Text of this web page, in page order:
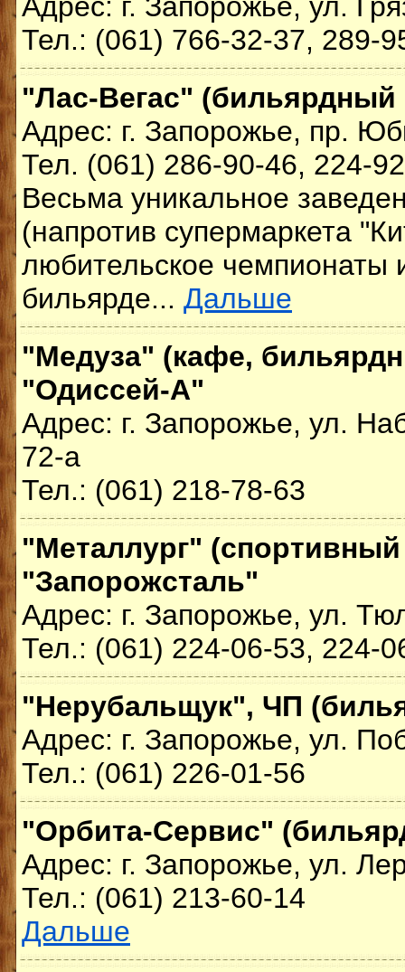
Тел.: (061) 766-32-37, 289-
"Лас-Вегас" (бильярдный
Адрес: г. Запорожье, пр.
Тел. (061) 286-90-46, 224-
Весьма уникальное
(напротив супермаркета
любительское чемпионаты
бильярде... Дальше
"Медуза" (кафе,
"Одиссей-А"
Адрес: г. Запорожье, ул.
72-а
Тел.: (061) 218-78-63
"Металлург"
"Запорожсталь"
Адрес: г. Запорожье, ул.
Тел.: (061) 224-06-53, 224-
"Нерубальщук", ЧП
Адрес: г. Запорожье, ул.
Тел.: (061) 226-01-56
"Орбита-Сервис"
Адрес: г. Запорожье, ул.
Тел.: (061) 213-60-14
Дальше